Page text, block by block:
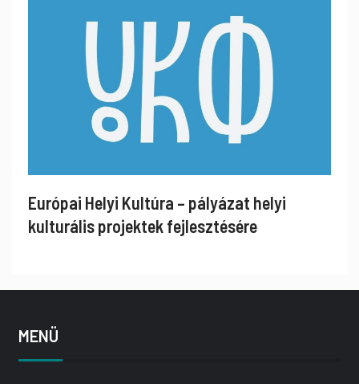
Európai Helyi Kultúra – pályázat helyi
kulturális projektek fejlesztésére
MENÜ